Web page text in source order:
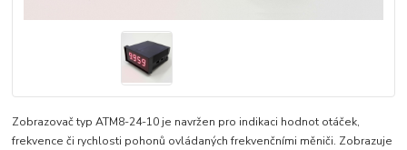
Zobrazovač typ ATM8-24-10 je navržen pro indikaci hodnot otáček,
frekvence či rychlosti pohonů ovládaných frekvenčními měniči. Zobrazuje